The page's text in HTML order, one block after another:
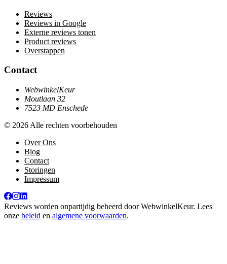
Reviews
Reviews in Google
Externe reviews tonen
Product reviews
Overstappen
Contact
WebwinkelKeur
Moutlaan 32
7523 MD Enschede
© 2026 Alle rechten voorbehouden
Over Ons
Blog
Contact
Storingen
Impressum
Reviews worden onpartijdig beheerd doorWebwinkelKeur. Lees
onze beleid en algemene voorwaarden.